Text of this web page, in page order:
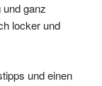
ganz
locker und
und einen